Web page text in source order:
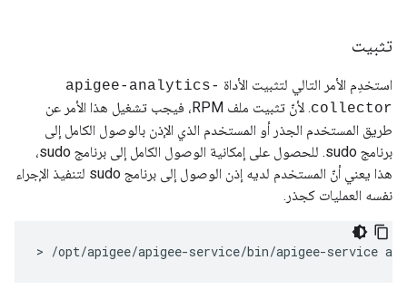
تثبيت
استخدِم الأمر التالي لتثبيت الأداة apigee-analytics-
collector
. لأنّ تثبيت ملف RPM، فيجب تشغيل هذا الأمر عن
طريق المستخدم الجذر أو المستخدم الذي الإذن بالوصول الكامل إلى
برنامج sudo. للحصول على إمكانية الوصول الكامل إلى برنامج sudo،
هذا يعني أنّ المستخدم لديه إذن الوصول إلى برنامج sudo لتنفيذ الإجراء
نفسه العمليات كجذر.
> /opt/apigee/apigee-service/bin/apigee-service